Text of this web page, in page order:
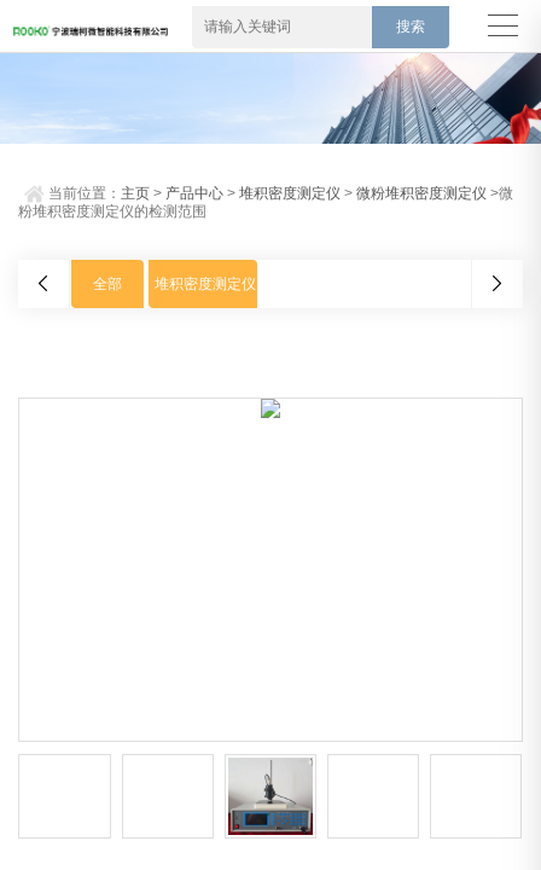
当前位置： 主页 > 产品中心 >堆积密度测定仪 >微粉堆积密度测定仪 >微
粉堆积密度测定仪的检测范围
全部 堆积密度测定仪